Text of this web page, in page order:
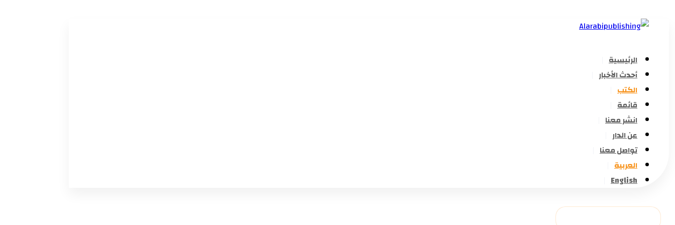
الرئيسية
أحدث الأخبار
الكتب
قائمة
انشر معنا
عن الدار
تواصل معنا
العربية
English